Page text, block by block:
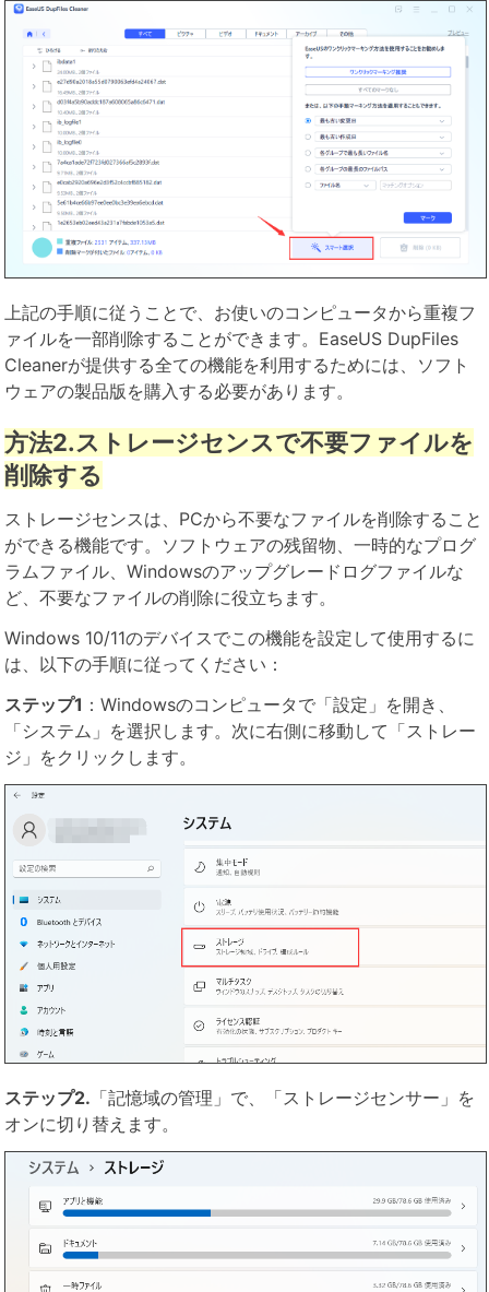
上記の手順に従うことで、お使いのコンピュータから重複フ
ァイルを一部削除することができます。EaseUS DupFiles
Cleanerが提供する全ての機能を利用するためには、ソフト
ウェアの製品版を購入する必要があります。
方法2.ストレージセンスで不要ファイルを
削除する
ストレージセンスは、PCから不要なファイルを削除すること
ができる機能です。ソフトウェアの残留物、一時的なプログ
ラムファイル、Windowsのアップグレードログファイルな
ど、不要なファイルの削除に役立ちます。
Windows 10/11のデバイスでこの機能を設定して使用するに
は、以下の手順に従ってください：
ステップ1 ：Windowsのコンピュータで「設定」を開き、
「システム」を選択します。次に右側に移動して「ストレー
ジ」をクリックします。
ステップ2. 「記憶域の管理」で、「ストレージセンサー」を
オンに切り替えます。